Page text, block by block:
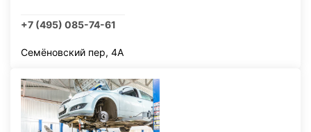
+7 (495) 085-74-61
Семёновский пер, 4А